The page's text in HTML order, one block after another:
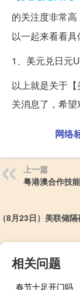
的关注度非常
以一起来看看具
1、美元兑日元
以上就是关于
关消息了，希望
网络
上一篇
粤港澳合作技
8月23日）美联储
相关问题
春节十足开门吗